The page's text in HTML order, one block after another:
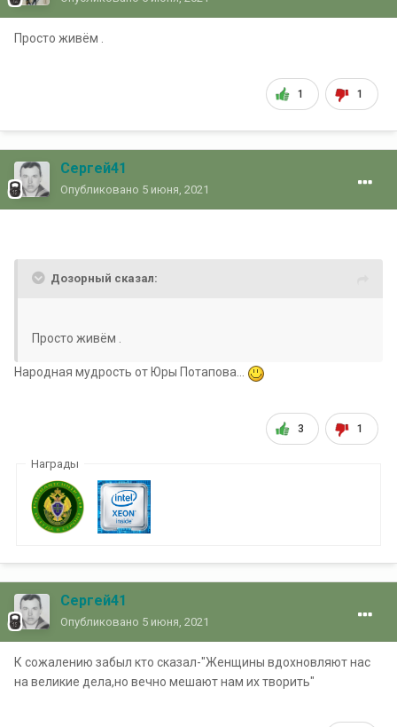
Просто живём .
1 1
Сергей41
Опубликовано 5 июня, 2021
Дозорный сказал:
Просто живём .
Народная мудрость от Юры Потапова...
3 1
Награды
Сергей41
Опубликовано 5 июня, 2021
К сожалению забыл кто сказал-"Женщины вдохновляют нас
на великие дела,но вечно мешают нам их творить"